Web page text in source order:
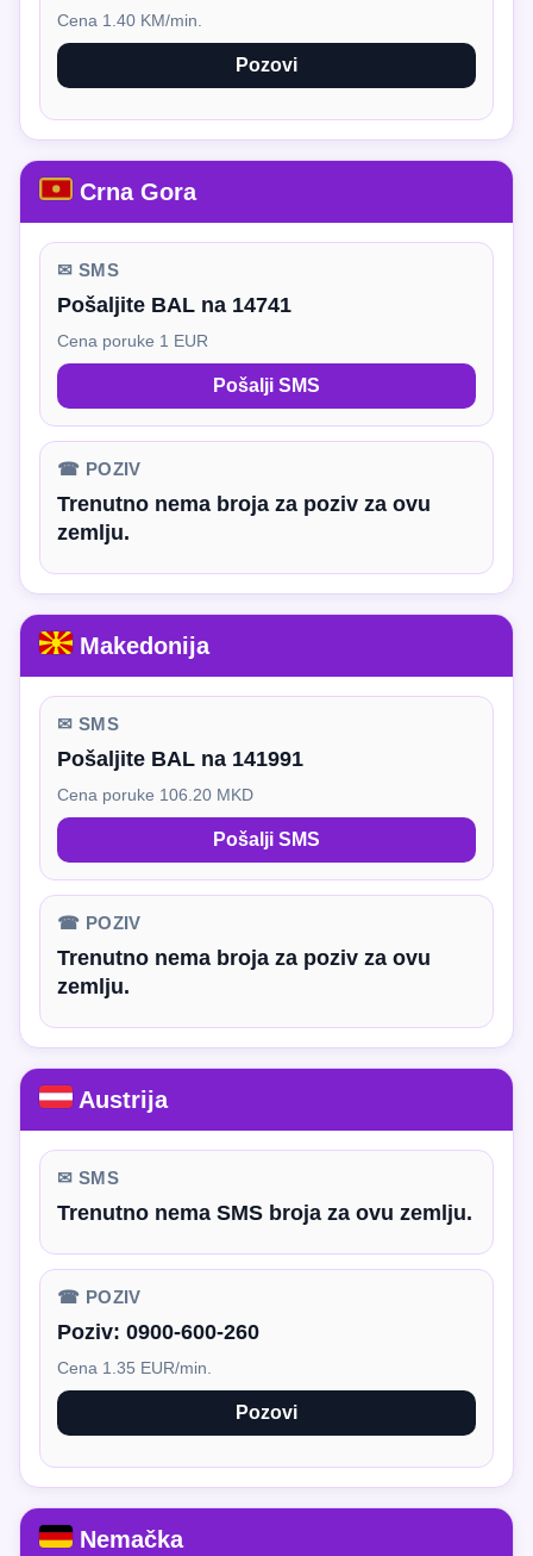
Cena 1.40 KM/min.
Pozovi
Crna Gora
✉ SMS
Pošaljite BAL na 14741
Cena poruke 1 EUR
Pošalji SMS
☎ POZIV
Trenutno nema broja za poziv za ovu
zemlju.
Makedonija
✉ SMS
Pošaljite BAL na 141991
Cena poruke 106.20 MKD
Pošalji SMS
☎ POZIV
Trenutno nema broja za poziv za ovu
zemlju.
Austrija
✉ SMS
Trenutno nema SMS broja za ovu zemlju.
☎ POZIV
Poziv: 0900-600-260
Cena 1.35 EUR/min.
Pozovi
Nemačka